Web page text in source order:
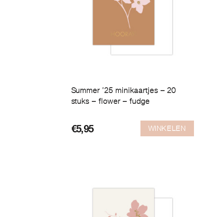
Summer ’25 minikaartjes – 20
stuks – flower – fudge
€5,95 WINKELEN